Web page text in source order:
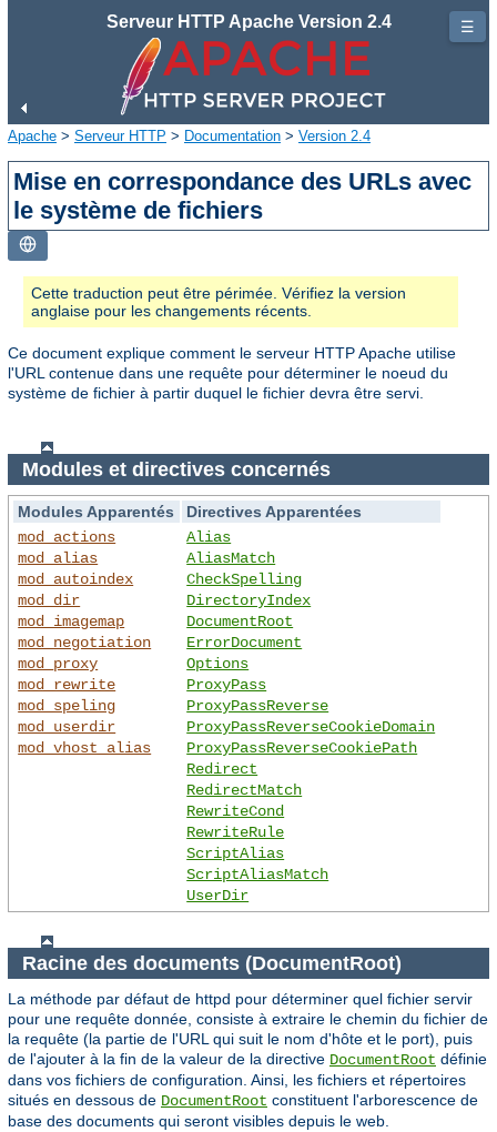
Serveur HTTP Apache Version 2.4
Apache > Serveur HTTP > Documentation > Version 2.4
Mise en correspondance des URLs avec
le système de fichiers
Cette traduction peut être périmée. Vérifiez la version
anglaise pour les changements récents.
Ce document explique comment le serveur HTTP Apache utilise
l'URL contenue dans une requête pour déterminer le noeud du
système de fichier à partir duquel le fichier devra être servi.
Modules et directives concernés
Modules Apparentés
Directives Apparentées
mod_actions
mod_alias
mod_autoindex
mod_dir
mod_imagemap
mod_negotiation
mod_proxy
mod_rewrite
mod_speling
mod_userdir
mod_vhost_alias
Alias
AliasMatch
CheckSpelling
DirectoryIndex
DocumentRoot
ErrorDocument
Options
ProxyPass
ProxyPassReverse
ProxyPassReverseCookieDomain
ProxyPassReverseCookiePath
Redirect
RedirectMatch
RewriteCond
RewriteRule
ScriptAlias
ScriptAliasMatch
UserDir
Racine des documents (DocumentRoot)
La méthode par défaut de httpd pour déterminer quel fichier servir
pour une requête donnée, consiste à extraire le chemin du fichier de
la requête (la partie de l'URL qui suit le nom d'hôte et le port), puis
de l'ajouter à la fin de la valeur de la directive DocumentRoot définie
dans vos fichiers de configuration. Ainsi, les fichiers et répertoires
situés en dessous de DocumentRoot constituent l'arborescence de
base des documents qui seront visibles depuis le web.
☰